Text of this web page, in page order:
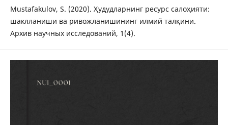
Mustafakulov, S. (2020). Ҳудудларнинг ресурс салоҳияти:
шаклланиши ва ривожланишининг илмий талқини.
Архив научных исследований, 1(4).